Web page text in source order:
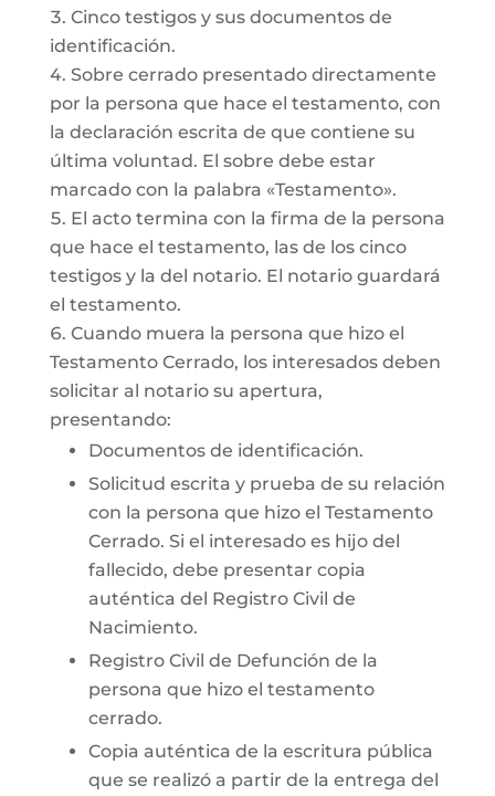
Cinco testigos y sus documentos de
identificación.
Sobre cerrado presentado directamente
por la persona que hace el testamento, con
la declaración escrita de que contiene su
última voluntad. El sobre debe estar
marcado con la palabra «Testamento».
El acto termina con la firma de la persona
que hace el testamento, las de los cinco
testigos y la del notario. El notario guardará
el testamento.
Cuando muera la persona que hizo el
Testamento Cerrado, los interesados deben
solicitar al notario su apertura,
presentando:
Documentos de identificación.
Solicitud escrita y prueba de su relación
con la persona que hizo el Testamento
Cerrado. Si el interesado es hijo del
fallecido, debe presentar copia
auténtica del Registro Civil de
Nacimiento.
Registro Civil de Defunción de la
persona que hizo el testamento
cerrado.
Copia auténtica de la escritura pública
que se realizó a partir de la entrega del